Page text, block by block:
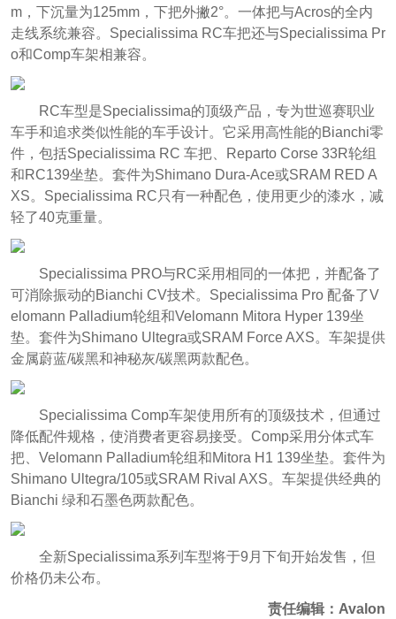
m，下沉量为125mm，下把外撇2°。一体把与Acros的全内
走线系统兼容。Specialissima RC车把还与Specialissima Pr
o和Comp车架相兼容。
RC车型是Specialissima的顶级产品，专为世巡赛职业
车手和追求类似性能的车手设计。它采用高性能的Bianchi零
件，包括Specialissima RC 车把、Reparto Corse 33R轮组
和RC139坐垫。套件为Shimano Dura-Ace或SRAM RED A
XS。Specialissima RC只有一种配色，使用更少的漆水，减
轻了40克重量。
Specialissima PRO与RC采用相同的一体把，并配备了
可消除振动的Bianchi CV技术。Specialissima Pro 配备了V
elomann Palladium轮组和Velomann Mitora Hyper 139坐
垫。套件为Shimano Ultegra或SRAM Force AXS。车架提供
金属蔚蓝/碳黑和神秘灰/碳黑两款配色。
Specialissima Comp车架使用所有的顶级技术，但通过
降低配件规格，使消费者更容易接受。Comp采用分体式车
把、Velomann Palladium轮组和Mitora H1 139坐垫。套件为
Shimano Ultegra/105或SRAM Rival AXS。车架提供经典的
Bianchi 绿和石墨色两款配色。
全新Specialissima系列车型将于9月下旬开始发售，但
价格仍未公布。
责任编辑：Avalon